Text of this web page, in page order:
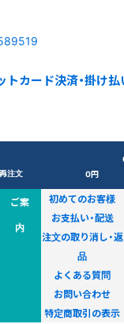
注文
0円
ご案
内
初めてのお客様
お支払い・配送
注文の取り消し・返
品
よくある質問
お問い合わせ
特定商取引の表示